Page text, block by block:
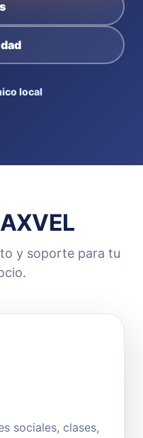
local
y soporte para tu
sociales, clases,